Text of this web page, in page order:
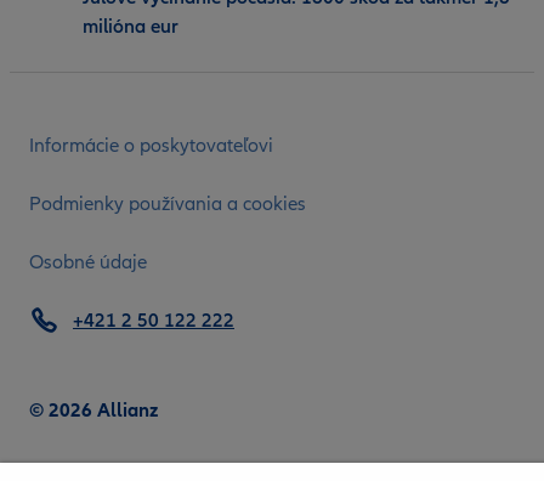
Informácie o poskytovateľovi
Podmienky používania a cookies
Osobné údaje
© 2026 Allianz
+421 2 50 122 222
milióna eur